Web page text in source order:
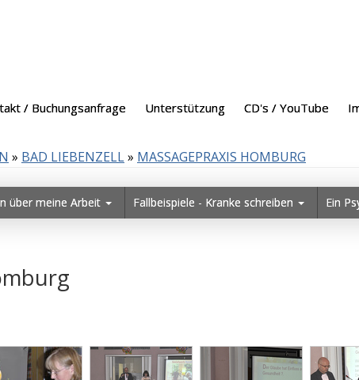
/ Buchungsanfrage Unterstützung CD's / YouTube
» BAD LIEBENZELL» MASSAGEPRAXIS HOMBURG
über meine Arbeit Fallbeispiele - Kranke schreiben Ein